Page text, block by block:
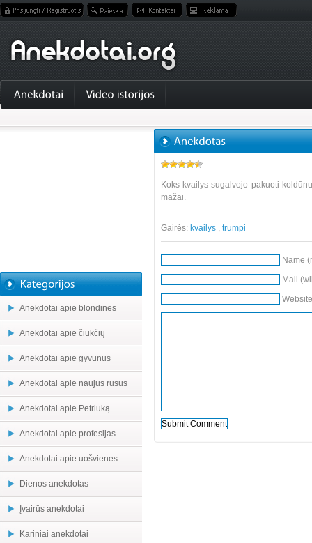
Anekdotai apie blondines
Anekdotai apie čiukčių
Anekdotai apie gyvūnus
Anekdotai apie naujus rusus
Anekdotai apie Petriuką
Anekdotai apie profesijas
Anekdotai apie uošvienes
Dienos anekdotas
Įvairūs anekdotai
Kariniai anekdotai
Koks kvailys sugalvojo pakuoti
mažai.
Gairės: kvailys ,trumpi
Name
Mail